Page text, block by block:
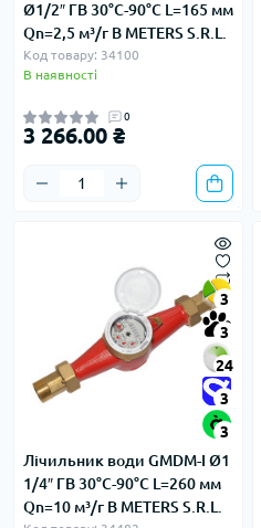
Ø1/2″ ГВ 30°С-90°С L=165 мм
Qn=2,5 м³/г B METERS S.R.L.
Код товару: 34100
В наявності
0
3 266.00 ₴
3
3
24
3
3
Лічильник води GMDM-I Ø1
1/4″ ГВ 30°С-90°С L=260 мм
Qn=10 м³/г B METERS S.R.L.